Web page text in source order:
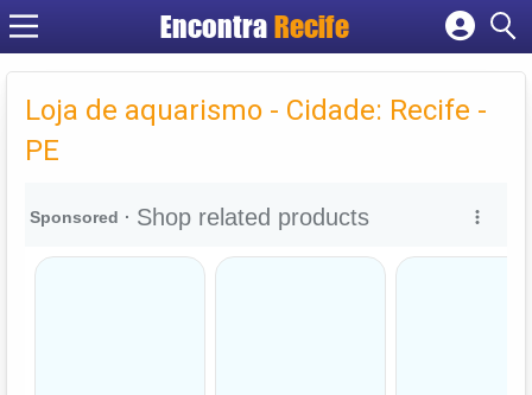
Encontra Recife
Cadastrar empresa
Criar conta
Loja de aquarismo - Cidade: Recife -
PE